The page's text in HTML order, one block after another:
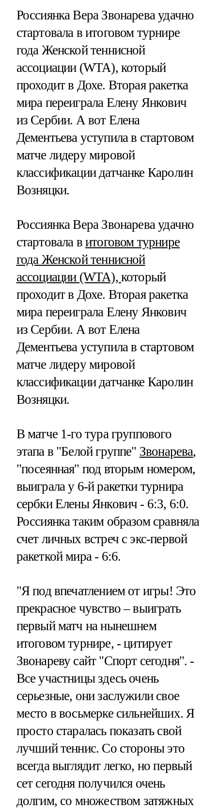
Россиянка Вера Звонарева удачно
стартовала в итоговом турнире
года Женской теннисной
ассоциации (WTA), который
проходит в Дохе. Вторая ракетка
мира переиграла Елену Янкович
из Сербии. А вот Елена
Дементьева уступила в стартовом
матче лидеру мировой
классификации датчанке Каролин
Возняцки.
Россиянка Вера Звонарева удачно
стартовала в итоговом турнире
года Женской теннисной
ассоциации (WTA), который
проходит в Дохе. Вторая ракетка
мира переиграла Елену Янкович
из Сербии. А вот Елена
Дементьева уступила в стартовом
матче лидеру мировой
классификации датчанке Каролин
Возняцки.
В матче 1-го тура группового
этапа в "Белой группе" Звонарева,
"посеянная" под вторым номером,
выиграла у 6-й ракетки турнира
сербки Елены Янкович - 6:3, 6:0.
Россиянка таким образом сравняла
счет личных встреч с экс-первой
ракеткой мира - 6:6.
"Я под впечатлением от игры! Это
прекрасное чувство – выиграть
первый матч на нынешнем
итоговом турнире, - цитирует
Звонареву сайт "Спорт сегодня". -
Все участницы здесь очень
серьезные, они заслужили свое
место в восьмерке сильнейших. Я
просто старалась показать свой
лучший теннис. Со стороны это
всегда выглядит легко, но первый
сет сегодня получился очень
долгим, со множеством затяжных